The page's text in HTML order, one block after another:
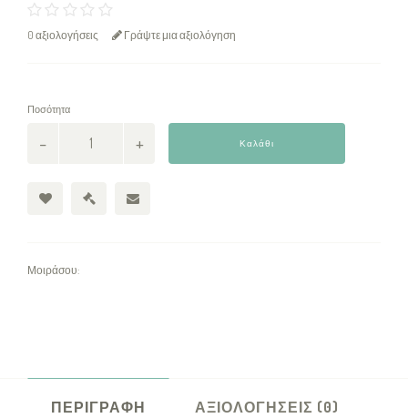
0 αξιολογήσεις Γράψτε μια αξιολόγηση
Ποσότητα
Καλάθι
Μοιράσου:
ΠΕΡΙΓΡΑΦΉ ΑΞΙΟΛΟΓΉΣΕΙΣ (0)